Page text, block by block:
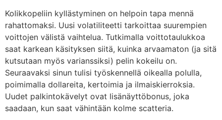
Kolikkopeliin kyllästyminen on helpoin tapa mennä
rahattomaksi. Uusi volatiliteetti tarkoittaa suurempien
voittojen välistä vaihtelua. Tutkimalla voittotaulukkoa
saat karkean käsityksen siitä, kuinka arvaamaton (ja sitä
kutsutaan myös varianssiksi) pelin kokeilu on.
Seuraavaksi sinun tulisi työskennellä oikealla polulla,
poimimalla dollareita, kertoimia ja ilmaiskierroksia.
Uudet palkintokävelyt ovat lisänäyttöbonus, joka
saadaan, kun saat vähintään kolme scatteria.